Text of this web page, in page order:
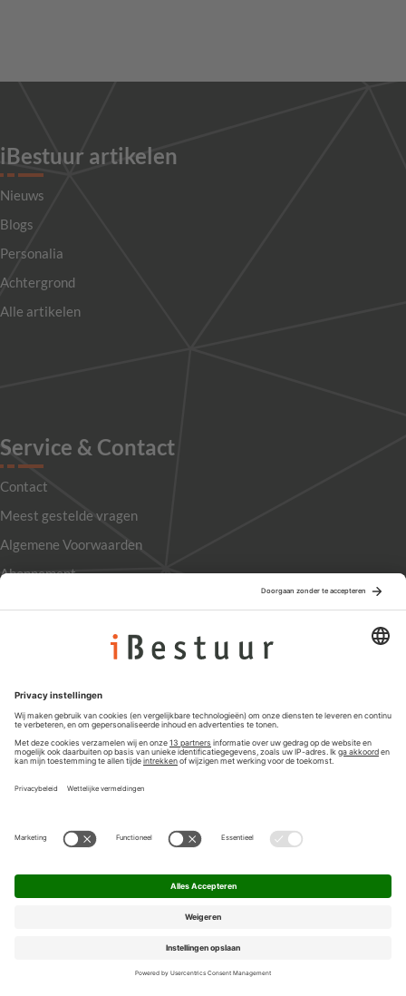
iBestuur artikelen
Nieuws
Blogs
Personalia
Achtergrond
Alle artikelen
Service & Contact
Contact
Meest gestelde vragen
Algemene Voorwaarden
Abonnement
Privacyinstellingen